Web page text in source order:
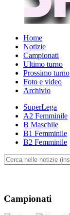
Home
Notizie
Campionati
Ultimo turno
Prossimo turno
Foto e video
Archivio
SuperLega
A2 Femminile
B Maschile
B1 Femminile
B2 Femminile
Campionati